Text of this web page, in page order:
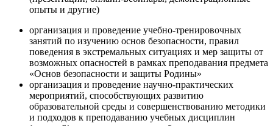
опыты и другие)
организация и проведение учебно-тренировочных
занятий по изучению основ безопасности, правил
поведения в экстремальных ситуациях и мер защиты от
возможных опасностей в рамках преподавания предмета
«Основ безопасности и защиты Родины»
организация и проведение научно-практических
мероприятий, способствующих развитию
образовательной среды и совершенствованию методики
и подходов к преподаванию учебных дисциплин